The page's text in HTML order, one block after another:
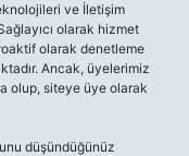
ve İletişim
olarak hizmet
olarak denetleme
Ancak, üyelerimiz
olup, siteye üye olarak
düşündüğünüz